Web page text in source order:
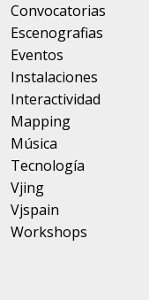
Convocatorias
Escenografias
Eventos
Instalaciones
Interactividad
Mapping
Música
Tecnología
Vjing
Vjspain
Workshops